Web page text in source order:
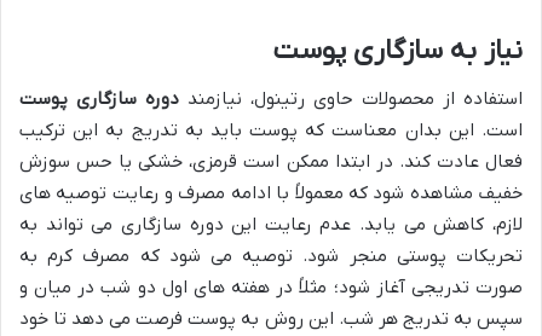
نیاز به سازگاری پوست
استفاده از محصولات حاوی رتینول، نیازمند دوره سازگاری پوست
است. این بدان معناست که پوست باید به تدریج به این ترکیب
فعال عادت کند. در ابتدا ممکن است قرمزی، خشکی یا حس سوزش
خفیف مشاهده شود که معمولاً با ادامه مصرف و رعایت توصیه های
لازم، کاهش می یابد. عدم رعایت این دوره سازگاری می تواند به
تحریکات پوستی منجر شود. توصیه می شود که مصرف کرم به
صورت تدریجی آغاز شود؛ مثلاً در هفته های اول دو شب در میان و
سپس به تدریج هر شب. این روش به پوست فرصت می دهد تا خود